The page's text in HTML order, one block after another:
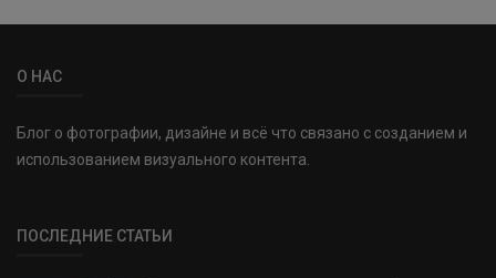
О НАС
Блог о фотографии, дизайне и всё что связано с созданием и
использованием визуального контента.
ПОСЛЕДНИЕ СТАТЬИ